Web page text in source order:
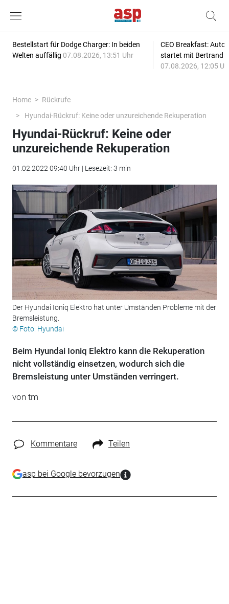
Bestellstart für Dodge Charger: In beiden
Welten auffällig 07.08.2026, 13:51 Uhr
CEO Breakfast:
startet mit Bertrand
07.08.2026, 12:05
Home
Rückrufe
Hyundai-Rückruf: Keine oder unzureichende Rekuperation
Hyundai-Rückruf: Keine oder
unzureichende Rekuperation
01.02.2022 09:40 Uhr | Lesezeit: 3 min
Der Hyundai Ioniq Elektro hat unter Umständen Probleme mit der
Bremsleistung.
© Foto: Hyundai
Beim Hyundai Ioniq Elektro kann die Rekuperation
nicht vollständig einsetzen, wodurch sich die
Bremsleistung unter Umständen verringert.
von tm
Kommentare Teilen
asp bei Google bevorzugen